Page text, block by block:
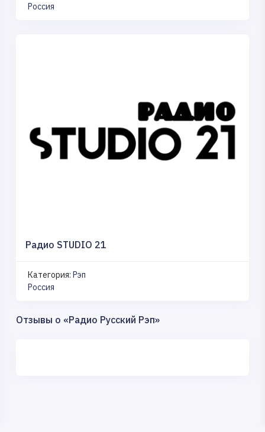
Россия
Радио STUDIO 21
Категория: Рэп
Россия
Отзывы о «Радио Русский Рэп»